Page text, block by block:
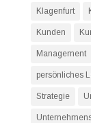
Klagenfurt
Kunden
Management
persönliches
Strategie